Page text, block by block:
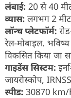
लंबाई: 20 से 40
व्यास: लगभग 2
लॉन्च प्लेटफॉर्म:
रेल-मोबाइल.
विकसित किया जा
गाइडेंस सिस्टम:
जायरोस्कोप,
स्पीड: 30870